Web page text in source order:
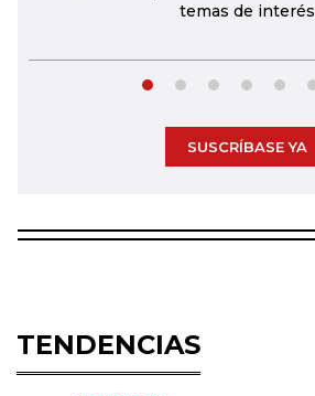
temas de interés
SUSCRÍBASE YA
TENDENCIAS